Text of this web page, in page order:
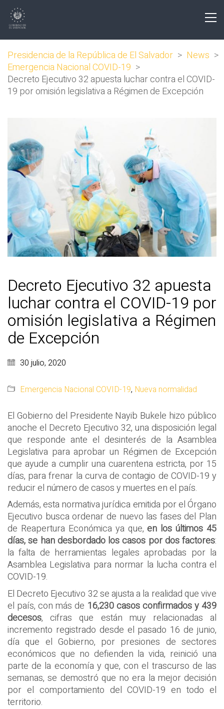
Presidencia de la República de El Salvador > News >
Emergencia Nacional COVID-19 >
Decreto Ejecutivo 32 apuesta luchar contra el COVID-
19 por omisión legislativa a Régimen de Excepción
Decreto Ejecutivo 32 apuesta
luchar contra el COVID-19 por
omisión legislativa a Régimen
de Excepción
30 julio, 2020
Emergencia Nacional COVID-19, Nueva normalidad
El Gobierno del Presidente Nayib Bukele hizo público
anoche el Decreto Ejecutivo 32, una disposición legal
que responde ante el desinterés de la Asamblea
Legislativa para aprobar un Régimen de Excepción
que ayude a cumplir una cuarentena estricta, por 15
días, para frenar la curva de contagio de COVID-19 y
reducir el número de casos y muertes en el país.
Además, esta normativa jurídica emitida por el Órgano
Ejecutivo busca ordenar de nuevo las fases del Plan
de Reapertura Económica ya que,en los últimos 45
días, se han desbordado los casos por dos factores:
la falta de herramientas legales aprobadas por la
Asamblea Legislativa para normar la lucha contra el
COVID-19.
El Decreto Ejecutivo 32 se ajusta a la realidad que vive
el país, con más de 16,230 casos confirmados y 439
decesos, cifras que están muy relacionadas al
incremento registrado desde el pasado 16 de junio,
día que el Gobierno, por presiones de sectores
económicos que no defienden la vida, reinició una
parte de la economía y que, con el trascurso de las
semanas, se demostró que no era la mejor decisión
por el comportamiento del COVID-19 en todo el
territorio.